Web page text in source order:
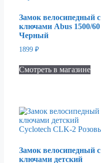
Замок велосипедный с
ключами Abus 1500/60
Черный
1899 ₽
Смотреть в магазине
Замок велосипедный с
ключами детский